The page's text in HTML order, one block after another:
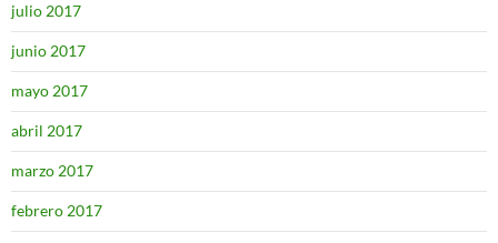
julio 2017
junio 2017
mayo 2017
abril 2017
marzo 2017
febrero 2017